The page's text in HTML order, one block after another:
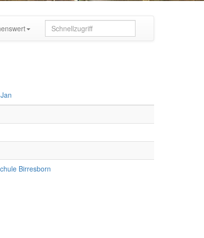
Jan
Birresborn